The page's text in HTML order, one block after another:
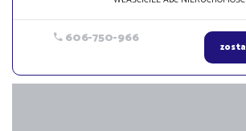
606-750-966